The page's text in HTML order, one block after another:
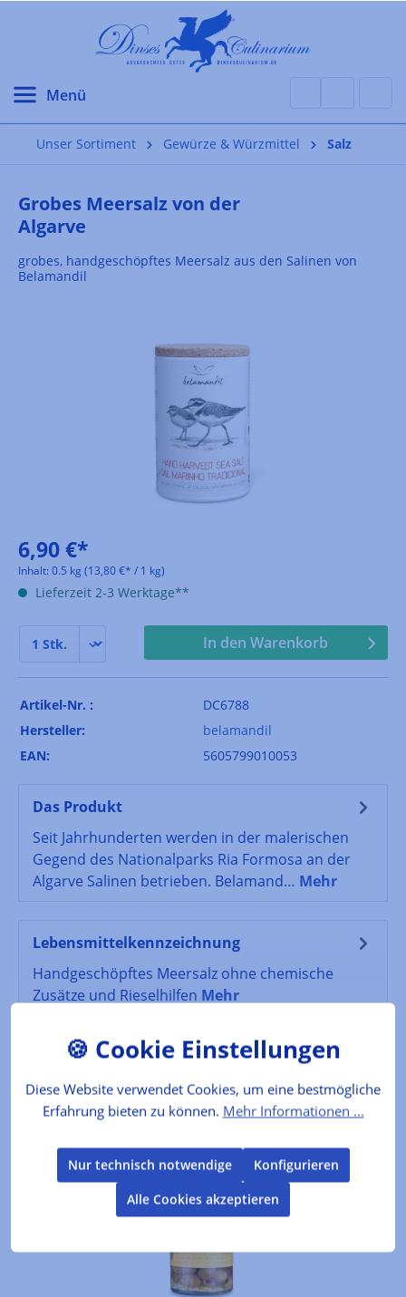
Unser Sortiment Gewürze & Würzmittel Salz
Grobes Meersalz von der
Algarve
grobes, handgeschöpftes Meersalz aus den Salinen von
Belamandil
6,90 €*
Inhalt: 0.5 kg (13,80 €* / 1 kg)
Lieferzeit 2-3 Werktage**
In den Warenkorb
Artikel-Nr. :
DC6788
Hersteller:
belamandil
EAN:
5605799010053
Das Produkt
Seit Jahrhunderten werden in der malerischen
Gegend des Nationalparks Ria Formosa an der
Algarve Salinen betrieben. Belamand… Mehr
Lebensmittelkennzeichnung
Handgeschöpftes Meersalz ohne chemische
Zusätze und Rieselhilfen Mehr
Bewertungen
Diese Website verwendet Cookies, um eine bestmögliche
Erfahrung bieten zu können. Mehr Informationen ...
Nur technisch notwendige
Konfigurieren
Alle Cookies akzeptieren